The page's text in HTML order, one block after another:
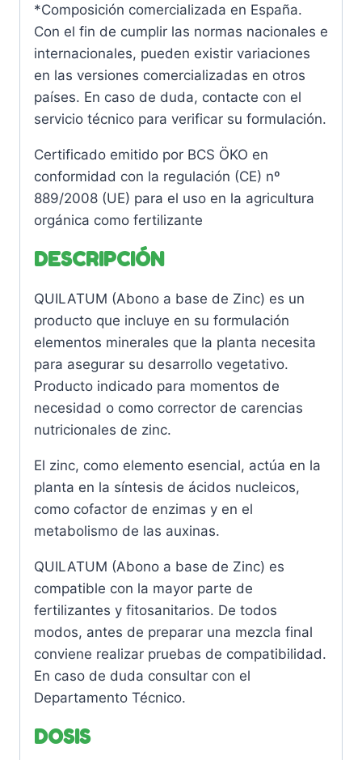
*Composición comercializada en España.
Con el fin de cumplir las normas nacionales e
internacionales, pueden existir variaciones
en las versiones comercializadas en otros
países. En caso de duda, contacte con el
servicio técnico para verificar su formulación.
Certificado emitido por BCS ÖKO en
conformidad con la regulación (CE) nº
889/2008 (UE) para el uso en la agricultura
orgánica como fertilizante
DESCRIPCIÓN
QUILATUM (Abono a base de Zinc) es un
producto que incluye en su formulación
elementos minerales que la planta necesita
para asegurar su desarrollo vegetativo.
Producto indicado para momentos de
necesidad o como corrector de carencias
nutricionales de zinc.
El zinc, como elemento esencial, actúa en la
planta en la síntesis de ácidos nucleicos,
como cofactor de enzimas y en el
metabolismo de las auxinas.
QUILATUM (Abono a base de Zinc) es
compatible con la mayor parte de
fertilizantes y fitosanitarios. De todos
modos, antes de preparar una mezcla final
conviene realizar pruebas de compatibilidad.
En caso de duda consultar con el
Departamento Técnico.
DOSIS